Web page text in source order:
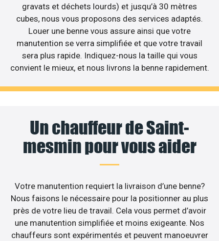
gravats et déchets lourds) et jusqu’à 30 mètres
cubes, nous vous proposons des services adaptés.
Louer une benne vous assure ainsi que votre
manutention se verra simplifiée et que votre travail
sera plus rapide. Indiquez-nous la taille qui vous
convient le mieux, et nous livrons la benne rapidement.
Un chauffeur de Saint-
mesmin pour vous aider
Votre manutention requiert la livraison d’une benne?
Nous faisons le nécessaire pour la positionner au plus
près de votre lieu de travail. Cela vous permet d’avoir
une manutention simplifiée et moins exigeante. Nos
chauffeurs sont expérimentés et peuvent manoeuvrer